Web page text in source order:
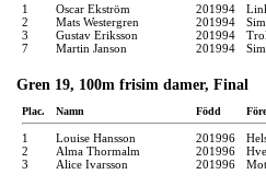
1 Oscar Ekström 201994
2
Mats Westergren 201994
3
Gustav Eriksson 201994
7
Martin Janson 201994
Gren 19, 100m frisim damer, Final
Plac. Namn Född
1 Louise Hansson 201996
2
Alma Thormalm 201996
3
Alice Ivarsson 201996